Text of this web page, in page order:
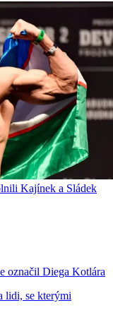
Kajínek a Sládek
označil Diega Kotlára
lidi, se kterými